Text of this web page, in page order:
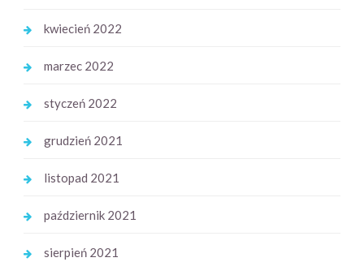
kwiecień 2022
marzec 2022
styczeń 2022
grudzień 2021
listopad 2021
październik 2021
sierpień 2021